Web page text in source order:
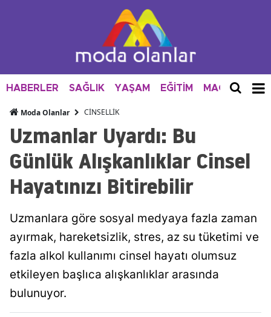
HABERLER SAĞLIK YAŞAM EĞİTİM MAGAZİN
Moda Olanlar CİNSELLİK
Uzmanlar Uyardı: Bu
Günlük Alışkanlıklar Cinsel
Hayatınızı Bitirebilir
Uzmanlara göre sosyal medyaya fazla zaman
ayırmak, hareketsizlik, stres, az su tüketimi ve
fazla alkol kullanımı cinsel hayatı olumsuz
etkileyen başlıca alışkanlıklar arasında
bulunuyor.